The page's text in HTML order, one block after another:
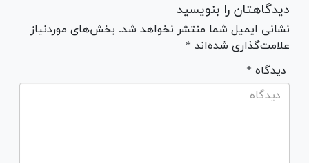
دیدگاهتان را بنویسید
نشانی ایمیل شما منتشر نخواهد شد. بخش‌های موردنیاز
علامت‌گذاری شده‌اند *
* دیدگاه